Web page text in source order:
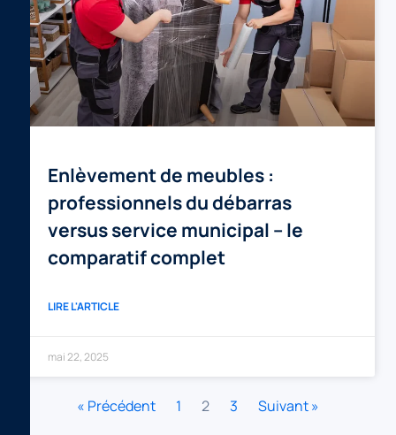
Enlèvement de meubles :
professionnels du débarras
versus service municipal – le
comparatif complet
LIRE L'ARTICLE
mai 22, 2025
« Précédent 1 2 3 Suivant »